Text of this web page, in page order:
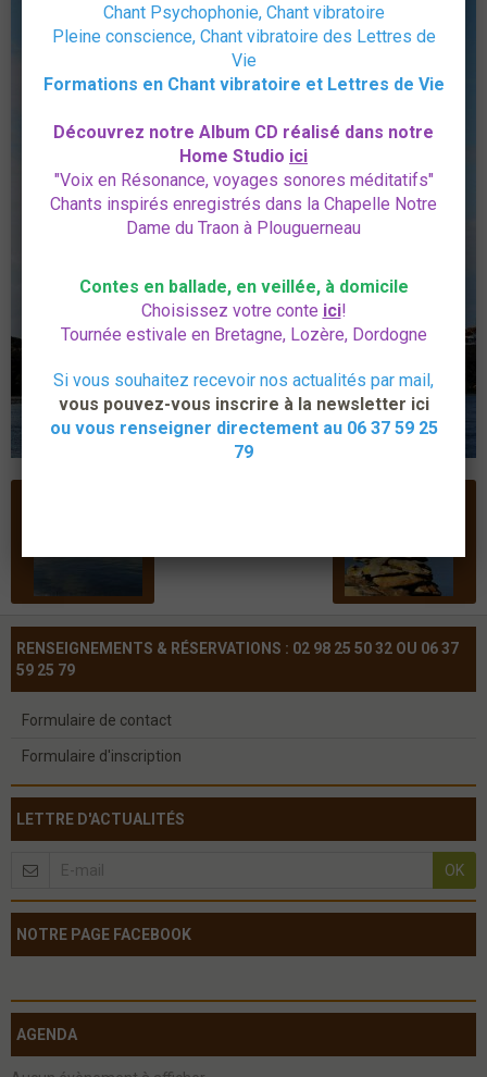
Vidéos
AGENDA
RENSEIGNEMENTS & RÉSERVATIONS : 02 98 25 50 32 OU 06 37
59 25 79
Formulaire de contact
Formulaire d'inscription
LETTRE D'ACTUALITÉS
OK
NOTRE PAGE FACEBOOK
AGENDA
Chant Psychophonie, Chant vibratoire
Pleine conscience, Chant vibratoire des Lettres de
Vie
Formations en Chant vibratoire et Lettres de Vie
Découvrez notre Album CD réalisé dans notre
Home Studio ici
"Voix en Résonance, voyages sonores méditatifs"
Chants inspirés enregistrés dans la Chapelle Notre
Dame du Traon à Plouguerneau
Contes en ballade, en veillée, à domicile
Choisissez votre conte ici!
Tournée estivale en Bretagne, Lozère, Dordogne
Si vous souhaitez recevoir nos actualités par mail,
vous pouvez-vous inscrire à la newsletter ici
ou vous renseigner directement au 06 37 59 25
79